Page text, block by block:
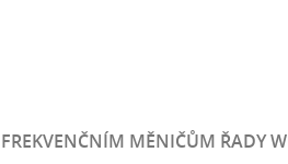
MĚNIČŮM ŘADY